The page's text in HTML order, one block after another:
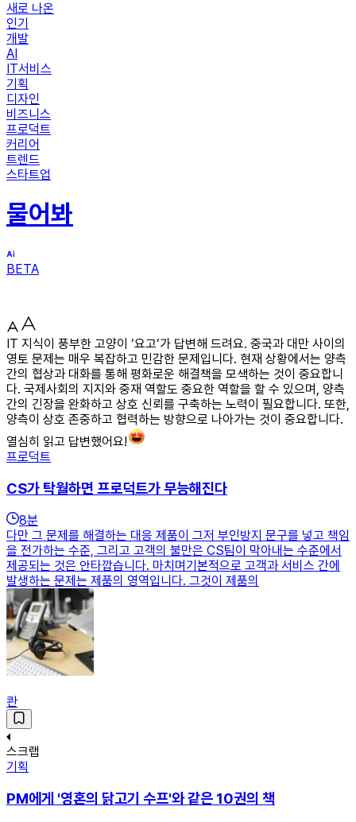
새로 나온
인기
개발
AI
IT서비스
기획
디자인
비즈니스
프로덕트
커리어
트렌드
스타트업
물어봐
BETA
IT 지식이 풍부한 고양이 ‘요고’가 답변해 드려요. 중국과 대만 사이의
영토 문제는 매우 복잡하고 민감한 문제입니다. 현재 상황에서는 양측
간의 협상과 대화를 통해 평화로운 해결책을 모색하는 것이 중요합니
다. 국제사회의 지지와 중재 역할도 중요한 역할을 할 수 있으며, 양측
간의 긴장을 완화하고 상호 신뢰를 구축하는 노력이 필요합니다. 또한,
양측이 상호 존중하고 협력하는 방향으로 나아가는 것이 중요합니다.
열심히 읽고 답변했어요!
프로덕트
CS가 탁월하면 프로덕트가 무능해진다
8분
다만 그 문제를 해결하는 대응 제품이 그저 부인방지 문구를 넣고 책임
을 전가하는 수준, 그리고 고객의 불만은 CS팀이 막아내는 수준에서
제공되는 것은 안타깝습니다. 마치며기본적으로 고객과 서비스 간에
발생하는 문제는 제품의 영역입니다. 그것이 제품의
콴
스크랩
기획
PM에게 '영혼의 닭고기 수프'와 같은 10권의 책